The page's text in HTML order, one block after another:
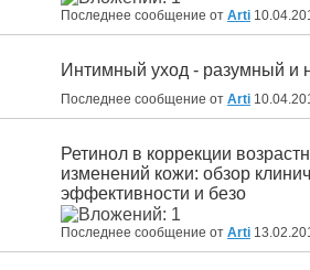
Последнее сообщение от Arti
Интимный уход - разумный и
Последнее сообщение от Arti
Ретинол в коррекции
изменений кожи: обзор
эффективности и безо
Последнее сообщение от Arti